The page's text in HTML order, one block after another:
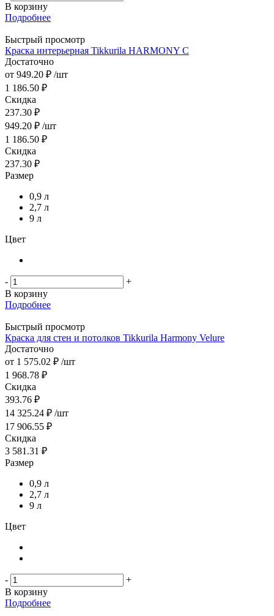
В корзину
Подробнее
Быстрый просмотр
Краска интерьерная Tikkurila HARMONY C
Достаточно
от 949.20 ₽ /шт
1 186.50 ₽
Скидка
237.30 ₽
949.20 ₽ /шт
1 186.50 ₽
Скидка
237.30 ₽
Размер
0,9 л
2,7 л
9 л
Цвет
-
+
В корзину
Подробнее
Быстрый просмотр
Краска для стен и потолков Tikkurila Harmony Velure
Достаточно
от 1 575.02 ₽ /шт
1 968.78 ₽
Скидка
393.76 ₽
14 325.24 ₽ /шт
17 906.55 ₽
Скидка
3 581.31 ₽
Размер
0,9 л
2,7 л
9 л
Цвет
-
+
В корзину
Подробнее